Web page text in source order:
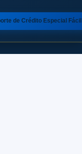
de Crédito Especial Fácil